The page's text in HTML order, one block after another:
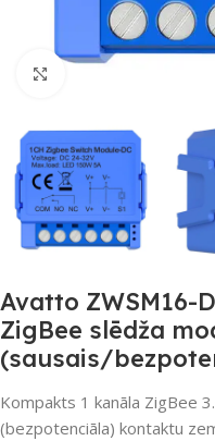
Avatto ZWSM16-
ZigBee slēdža
(sausais/
Kompakts 1 kanāla ZigBee
(bezpotenciāla) kontaktu